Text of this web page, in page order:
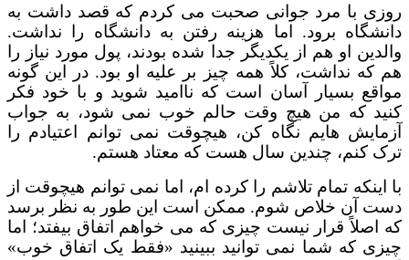
روزی با مرد جوانی صحبت می کردم که قصد داشت به
دانشگاه برود. اما هزینه رفتن به دانشگاه را نداشت.
والدین او هم از یکدیگر جدا شده بودند، پول مورد نیاز را
هم که نداشت، کلاً همه چیز بر علیه او بود. در این گونه
مواقع بسیار آسان است که ناامید شوید و با خود فکر
کنید که من هیچ وقت حالم خوب نمی شود، به جواب
آزمایش هایم نگاه کن، هیچوقت نمی توانم اعتیادم را
ترک کنم، چندین سال هست که معتاد هستم.
با اینکه تمام تلاشم را کرده ام، اما نمی توانم هیچوقت از
دست آن خلاص شوم. ممکن است این طور به نظر برسد
که اصلاً قرار نیست چیزی که می خواهم اتفاق بیفتد؛ اما
چیزی که شما نمی توانید ببینید «فقط یک اتفاق خوب»